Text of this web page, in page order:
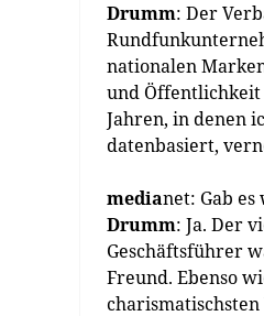
Drumm: Der
nationalen
und Öffentlichkeit
Jahren, in denen
datenbasiert,
medianet: Gab
Drumm: Ja. Der
Geschäftsführer
Freund. Ebenso